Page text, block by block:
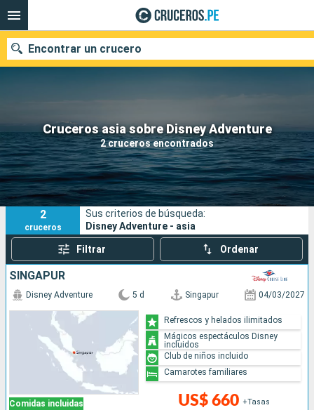
Cruceros asia sobre Disney Adventure
2 cruceros encontrados
Encontrar un crucero
Nuestros destinos
Fecha de salida
Puertos Compañías
Buscar
2
cruceros
Sus criterios de búsqueda:
Disney Adventure - asia
Filtrar Ordenar
SINGAPUR
Comidas incluidas
Disney Adventure 5 d Singapur 04/03/2027
US$ 660 +Tasas
Refrescos y helados ilimitados
Mágicos espectáculos Disney
incluidos
Club de niños incluido
Camarotes familiares